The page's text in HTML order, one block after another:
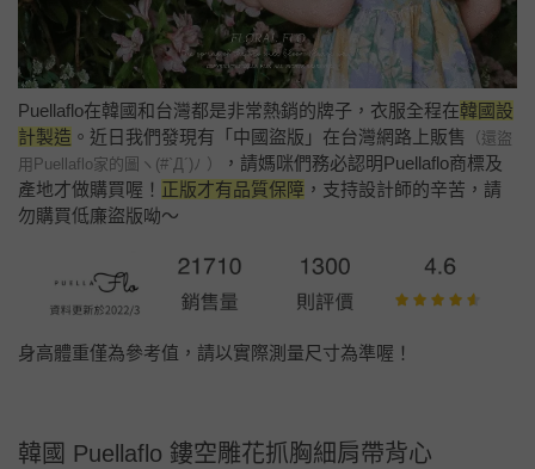
Puellaflo在韓國和台灣都是非常熱銷的牌子，衣服全程在韓國設
計製造 。近日我們發現有「中國盜版」在台灣網路上販售 （還盜
用Puellaflo家的圖ヽ(#`Д´)ﾉ ）
，請媽咪們務必認明Puellaflo商標及
產地才做購買喔！ 正版才有品質保障 ，支持設計師的辛苦，請
勿購買低廉盜版呦～
身高體重僅為參考值，請以實際測量尺寸為準喔！
韓國 Puellaflo 鏤空雕花抓胸細肩帶背心